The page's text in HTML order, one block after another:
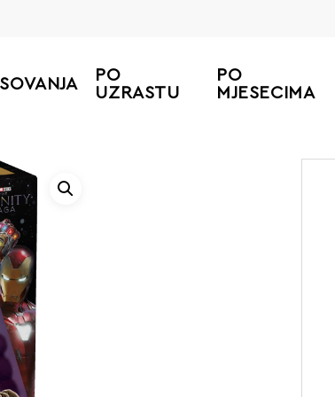
PO
UZRASTU
PO
MJESECIMA